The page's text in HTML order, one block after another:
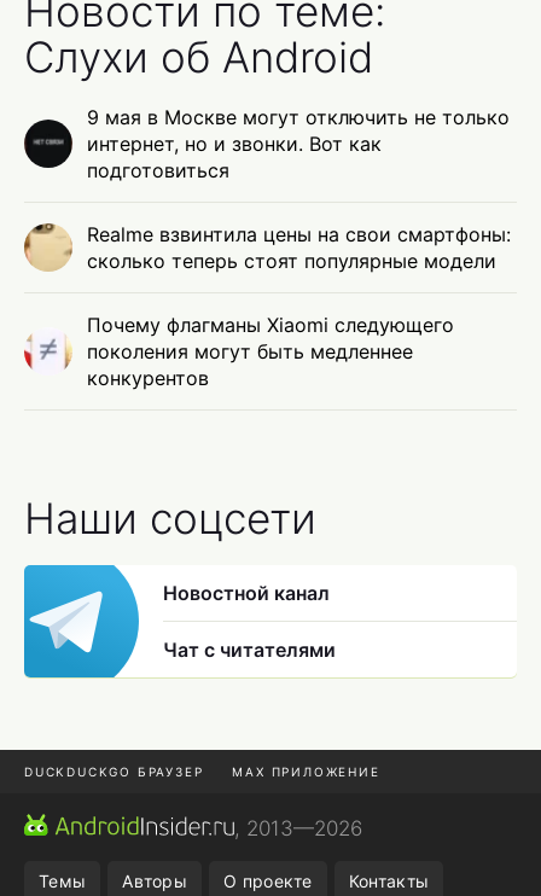
Новости по теме:
Слухи об Android
9 мая в Москве могут отключить не только
интернет, но и звонки. Вот как
подготовиться
Realme взвинтила цены на свои смартфоны:
сколько теперь стоят популярные модели
Почему флагманы Xiaomi следующего
поколения могут быть медленнее
конкурентов
Наши соцсети
Новостной канал
Чат с читателями
DUCKDUCKGO БРАУЗЕР MAX ПРИЛОЖЕНИЕ
ПРИЛОЖЕНИЯ ANDROID
, 2013—2026
Темы Авторы О проекте Контакты